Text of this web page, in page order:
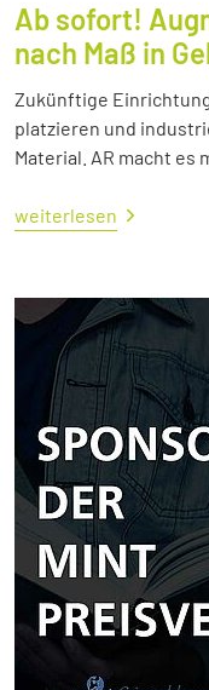
Ab sofort!
nach Maß in
Zukünftige
platzieren und
Material. AR macht es
weiterlesen